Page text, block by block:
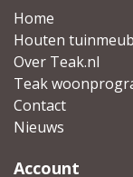
Home
Houten
Over Teak.nl
Teak
Contact
Nieuws
Account